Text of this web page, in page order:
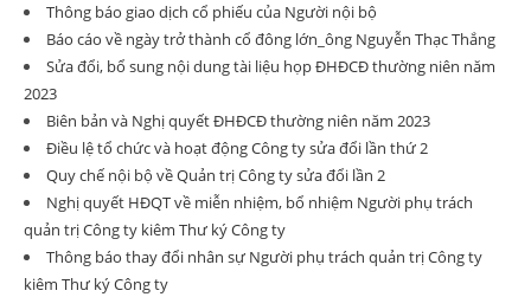
Thông báo giao dịch cổ phiếu của Người nội bộ
Báo cáo về ngày trở thành cổ đông lớn_ông Nguyễn Thạc Thắng
Sửa đổi, bổ sung nội dung tài liệu họp ĐHĐCĐ thường niên năm
2023
Biên bản và Nghị quyết ĐHĐCĐ thường niên năm 2023
Điều lệ tổ chức và hoạt động Công ty sửa đổi lần thứ 2
Quy chế nội bộ về Quản trị Công ty sửa đổi lần 2
Nghị quyết HĐQT về miễn nhiệm, bổ nhiệm Người phụ trách
quản trị Công ty kiêm Thư ký Công ty
Thông báo thay đổi nhân sự Người phụ trách quản trị Công ty
kiêm Thư ký Công ty